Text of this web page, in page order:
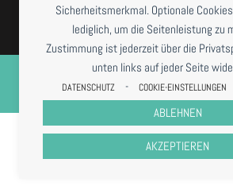
Sicherheitsmerkmal. Optionale
lediglich, um die Seitenleistung zu
Zustimmung ist jederzeit über die
unten links auf jeder Seite
DATENSCHUTZ - COOKIE-EINSTELLUNGEN
AKZEPTIEREN
ABLEHNEN
NISSIS KUNSTKANTINE2026
VORBESTELLUNG
IMPRESSUMDATENSCHUTZ